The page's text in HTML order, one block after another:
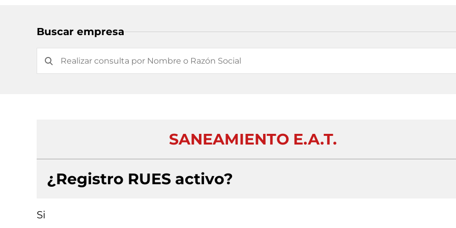
Buscar empresa
SANEAMIENTO E.A.T.
¿Registro RUES activo?
Si